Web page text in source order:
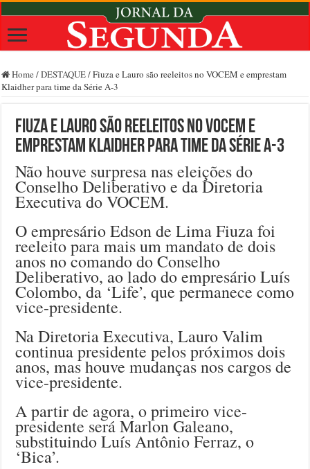
Home /DESTAQUE/Fiuza e Lauro são reeleitos no VOCEM e emprestam
Klaidher para time da Série A-3
Fiuza e Lauro são reeleitos no VOCEM e
emprestam Klaidher para time da Série A-3
Não houve surpresa nas eleições do
Conselho Deliberativo e da Diretoria
Executiva do VOCEM.
O empresário Edson de Lima Fiuza foi
reeleito para mais um mandato de dois
anos no comando do Conselho
Deliberativo, ao lado do empresário Luís
Colombo, da ‘Life’, que permanece como
vice-presidente.
Na Diretoria Executiva, Lauro Valim
continua presidente pelos próximos dois
anos, mas houve mudanças nos cargos de
vice-presidente.
A partir de agora, o primeiro vice-
presidente será Marlon Galeano,
substituindo Luís Antônio Ferraz, o
‘Bica’.